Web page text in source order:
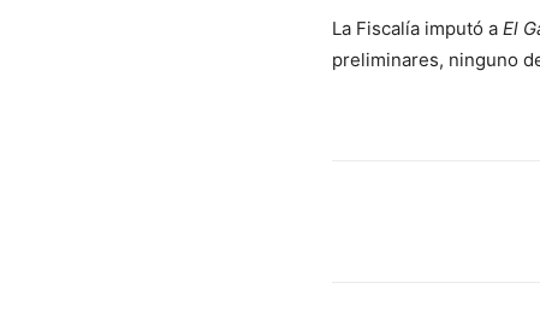
La Fiscalía imputó a El
preliminares, ninguno